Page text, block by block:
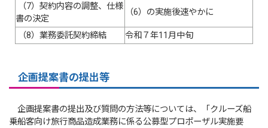
（7）契約内容の調整、仕様
書の決定
（6）の実施後速やかに
（8）業務委託契約締結 令和７年11月中旬
企画提案書の提出等
企画提案書の提出及び質問の方法等については、「クルーズ船
乗船客向け旅行商品造成業務に係る公募型プロポーザル実施要